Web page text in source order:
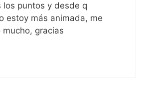
los puntos y desde q
estoy más animada, me
gracias